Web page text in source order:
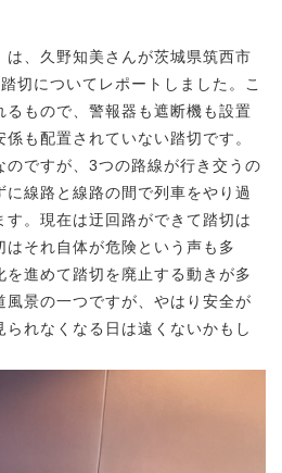
、久野知美さんが茨城県筑西市
切についてレポートしました。こ
もので、警報器も遮断機も設置
も配置されていない踏切です。
のですが、3つの路線が行き交うの
に線路と線路の間で列車をやり過
す。現在は迂回路ができて踏切は
それ自体が危険という声も多
を進めて踏切を廃止する動きが多
風景の一つですが、やはり安全が
れなくなる日は遠くないかもし